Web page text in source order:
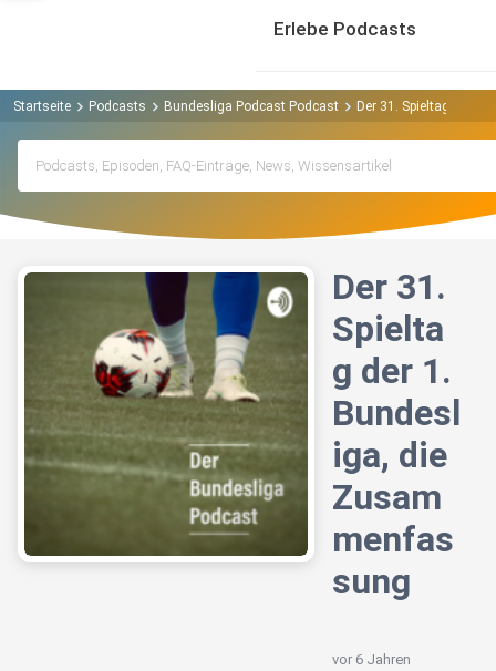
Erlebe Podcasts
Startseite Podcasts Bundesliga Podcast Podcast Der 31. Spieltag der
Der 31.
Spielta
g der 1.
Bundesl
iga, die
Zusam
menfas
sung
vor 6 Jahren